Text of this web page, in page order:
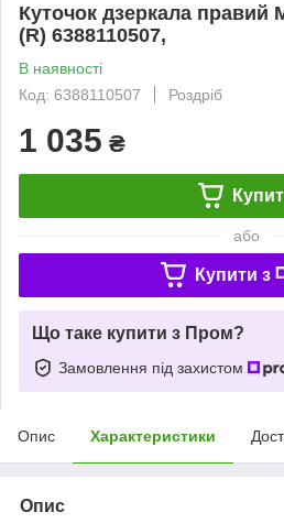
Куточок дзеркала правий
(R) 6388110507,
В наявності
Код: 6388110507
Роздріб
1 035 ₴
або
Купити з
Що таке купити з Пром?
Замовлення під захистом
Опис Характеристики
Опис